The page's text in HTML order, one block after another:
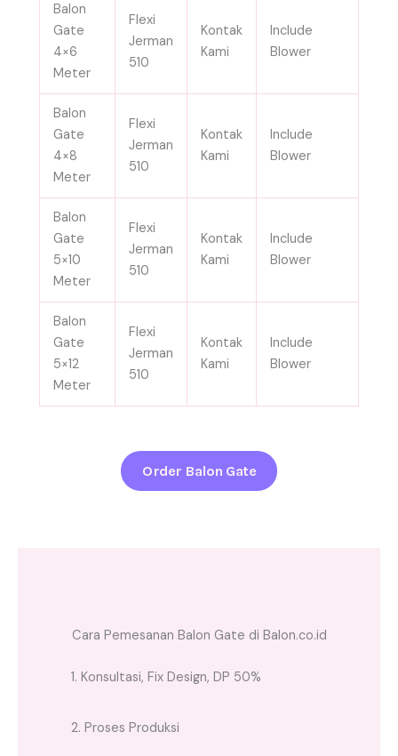
Balon
Gate
4×6
Meter
Flexi
Jerman
510
Kontak
Kami
Include
Blower
Balon
Gate
4×8
Meter
Flexi
Jerman
510
Kontak
Kami
Include
Blower
Balon
Gate
5×10
Meter
Flexi
Jerman
510
Kontak
Kami
Include
Blower
Balon
Gate
5×12
Meter
Flexi
Jerman
510
Kontak
Kami
Include
Blower
Order Balon Gate
Cara Pemesanan Balon Gate di Balon.co.id
1. Konsultasi, Fix Design, DP 50%
2. Proses Produksi